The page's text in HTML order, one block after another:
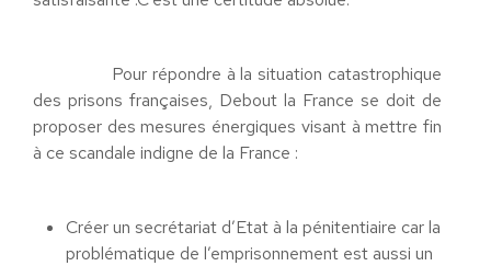
Pour répondre à la situation catastrophique
des prisons françaises, Debout la France se doit de
proposer des mesures énergiques visant à mettre fin
à ce scandale indigne de la France :
Créer un secrétariat d’Etat à la pénitentiaire car la
problématique de l’emprisonnement est aussi un